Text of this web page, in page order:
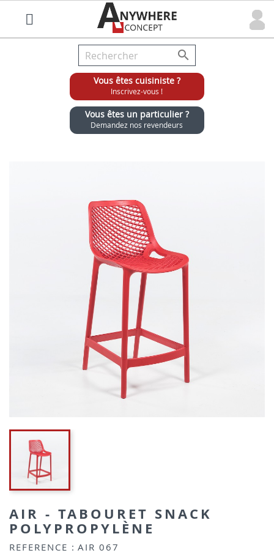

Vous êtes cuisiniste ?
Inscrivez-vous !
Vous êtes un particulier ?
Demandez nos revendeurs
AIR - TABOURET SNACK
POLYPROPYLÈNE
REFERENCE : AIR 067